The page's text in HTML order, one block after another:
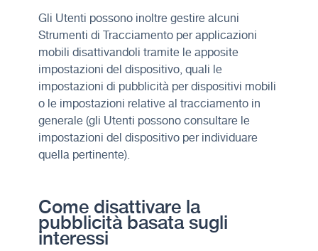
Gli Utenti possono inoltre gestire alcuni
Strumenti di Tracciamento per applicazioni
mobili disattivandoli tramite le apposite
impostazioni del dispositivo, quali le
impostazioni di pubblicità per dispositivi mobili
o le impostazioni relative al tracciamento in
generale (gli Utenti possono consultare le
impostazioni del dispositivo per individuare
quella pertinente).
Come disattivare la
pubblicità basata sugli
interessi